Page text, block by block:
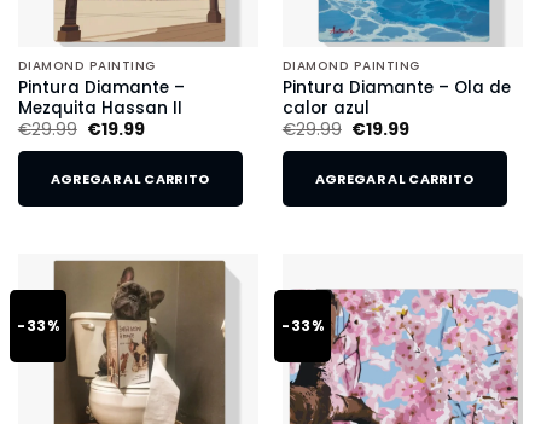
DIAMOND PAINTING
Pintura Diamante –
Mezquita Hassan II
€29.99 €19.99
AGREGAR AL CARRITO
DIAMOND PAINTING
Pintura Diamante – Ola de
calor azul
€29.99 €19.99
AGREGAR AL CARRITO
-33% -33%